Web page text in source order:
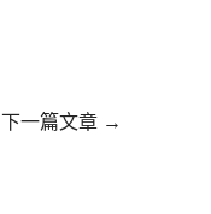
下一篇文章 →